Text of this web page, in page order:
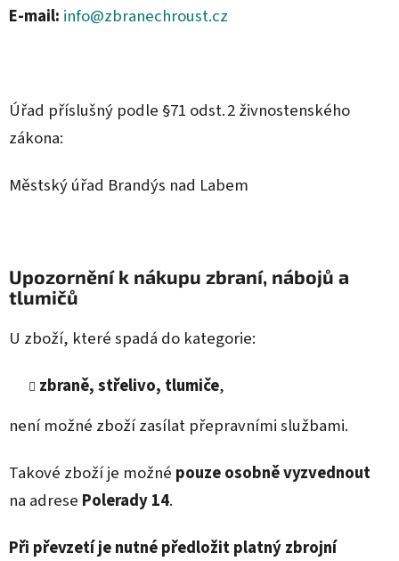
E-mail: info@zbranechroust.cz
Úřad příslušný podle §71 odst. 2 živnostenského
zákona:
Městský úřad Brandýs nad Labem
Upozornění k nákupu zbraní, nábojů a
tlumičů
U zboží, které spadá do kategorie:
zbraně, střelivo, tlumiče,
není možné zboží zasílat přepravními službami.
Takové zboží je možné pouze osobně vyzvednout
na adrese Polerady 14.
Při převzetí je nutné předložit platný zbrojní